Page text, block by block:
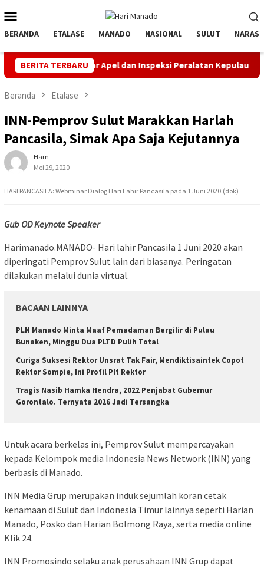
ke
kontenMobile
BERANDA ETALASE MANADO NASIONAL SULUT NARASI
BERITA TERBARU
Apel dan Inspeksi Peralatan Kepulauan Nusa Utara
Beranda Etalase
INN-Pemprov Sulut Marakkan Harlah
Pancasila, Simak Apa Saja Kejutannya
Ham
Mei 29, 2020
HARI PANCASILA: Webminar Dialog Hari Lahir Pancasila pada 1 Juni 2020.(dok)
Gub OD Keynote Speaker
Harimanado.MANADO- Hari lahir Pancasila 1 Juni 2020 akan
diperingati Pemprov Sulut lain dari biasanya. Peringatan
dilakukan melalui dunia virtual.
BACAAN LAINNYA
PLN Manado Minta Maaf Pemadaman Bergilir di Pulau
Bunaken, Minggu Dua PLTD Pulih Total
Curiga Suksesi Rektor Unsrat Tak Fair, Mendiktisaintek Copot
Rektor Sompie, Ini Profil Plt Rektor
Tragis Nasib Hamka Hendra, 2022 Penjabat Gubernur
Gorontalo. Ternyata 2026 Jadi Tersangka
Untuk acara berkelas ini, Pemprov Sulut mempercayakan
kepada Kelompok media Indonesia News Network (INN) yang
berbasis di Manado.
INN Media Grup merupakan induk sejumlah koran cetak
kenamaan di Sulut dan Indonesia Timur lainnya seperti Harian
Manado, Posko dan Harian Bolmong Raya, serta media online
Klik 24.
INN Promosindo selaku anak perusahaan INN Grup dapat